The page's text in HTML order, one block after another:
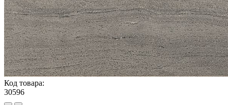
Код товара:
30596